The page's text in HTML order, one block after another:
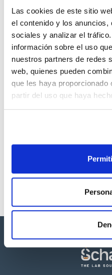
Las cookies de este sitio
el contenido y los anuncios,
sociales y analizar el
información sobre el uso
nuestros partners de redes
web, quienes pueden
que les haya proporcionado
partir del uso que haya
Documentación
TDS / Ficha técnica
Regístrate para
descargas
SDS/ Hoja de seguridad
Regístrate para
descargas
Los productos